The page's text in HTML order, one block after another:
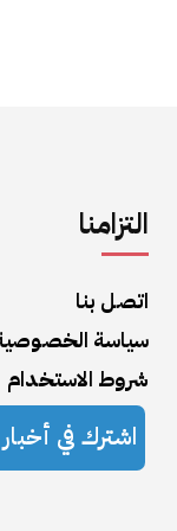
التزامنا
اتصل بنا
سياسة
شروط الاستخدام
اشترك في